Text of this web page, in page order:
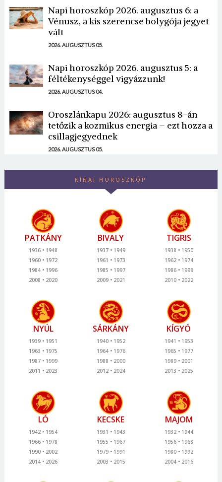
Napi horoszkóp 2026. augusztus 6: a
Vénusz, a kis szerencse bolygója jegyet
vált
2026. AUGUSZTUS 05.
Napi horoszkóp 2026. augusztus 5: a
féltékenységgel vigyázzunk!
2026. AUGUSZTUS 04.
Oroszlánkapu 2026: augusztus 8-án
tetőzik a kozmikus energia – ezt hozza a
csillagjegyednek
2026. AUGUSZTUS 05.
KÍNAI HOROSZKÓP
PATKÁNY
1936
1948
1960
1972
1984
1996
2008
2020
BIVALY
1937
1949
1961
1973
1985
1997
2009
2021
TIGRIS
1938
1950
1962
1974
1986
1998
2010
2022
NYÚL
1939
1951
1963
1975
1987
1999
2011
2023
SÁRKÁNY
1940
1952
1964
1976
1988
2000
2012
2024
KÍGYÓ
1941
1953
1965
1977
1989
2001
2013
2025
LÓ
1942
1954
1966
1978
1990
2002
2014
2026
KECSKE
1931
1943
1955
1967
1979
1991
2003
2015
MAJOM
1932
1944
1956
1968
1980
1992
2004
2016